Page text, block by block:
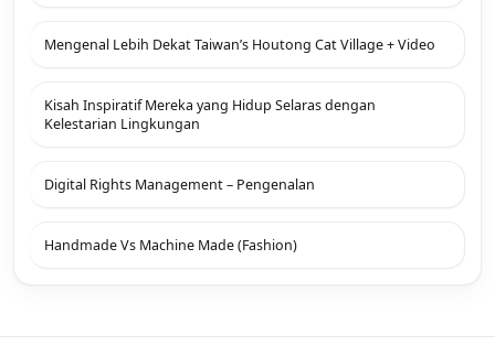
Mengenal Lebih Dekat Taiwan’s Houtong Cat Village + Video
Kisah Inspiratif Mereka yang Hidup Selaras dengan
Kelestarian Lingkungan
Digital Rights Management – Pengenalan
Handmade Vs Machine Made (Fashion)